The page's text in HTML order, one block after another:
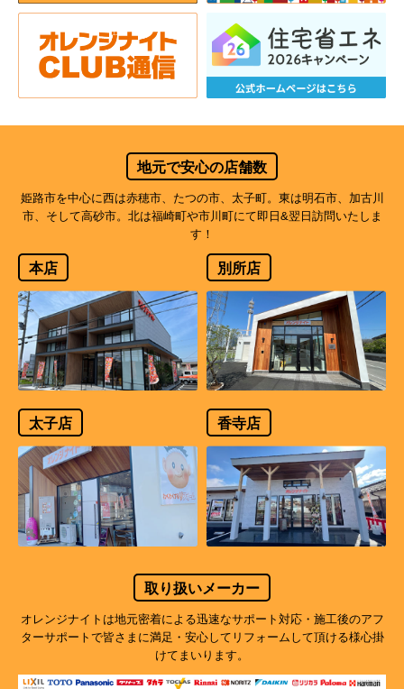
地元で安心の店舗数
姫路市を中心に西は赤穂市、たつの市、太子町。東は明石市、加古川
市、そして高砂市。北は福崎町や市川町にて即日&翌日訪問いたしま
す！
本店 別所店
太子店 香寺店
取り扱いメーカー
オレンジナイトは地元密着による迅速なサポート対応・施工後のアフ
ターサポートで皆さまに満足・安心してリフォームして頂ける様心掛
けてまいります。